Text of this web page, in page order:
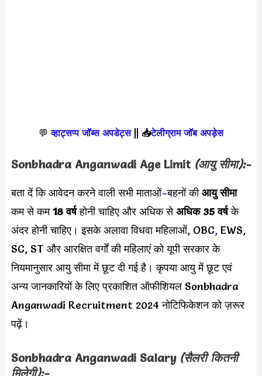
💬 व्हाट्सप्प जॉब्स अपडेट्स|| 📥टेलीग्राम जॉब अपड़ेस
Sonbhadra Anganwadi Age Limit (आयु सीमा):-
बता दें कि आवेदन करने वाली सभी माताओं–बहनों कीआयु सीमा
कम से कम18 वर्षहोनी चाहिए और अधिक सेअधिक 35 वर्षके
अंदर होनी चाहिए। इसके अलावा विधवा महिलाओं, OBC, EWS,
SC, ST और आरक्षित वर्गों की महिलाएं को यूपी सरकार के
नियमानुसार आयु सीमा में छूट दी गई है। कृपया आयु में छूट एवं
अन्य जानकारियों के लिए प्रकाशित ऑफीशियल Sonbhadra
Anganwadi Recruitment 2024 नोटिफिकेशन को ज़रूर
पढ़ें।
Sonbhadra Anganwadi Salary (सैलरी कितनी
मिलेगी):-